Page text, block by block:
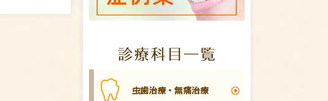
虫歯治療・無痛治療